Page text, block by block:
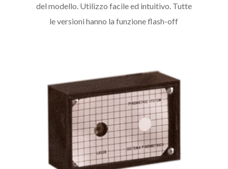
del modello. Utilizzo facile ed intuitivo. Tutte
le versioni hanno la funzione flash-off